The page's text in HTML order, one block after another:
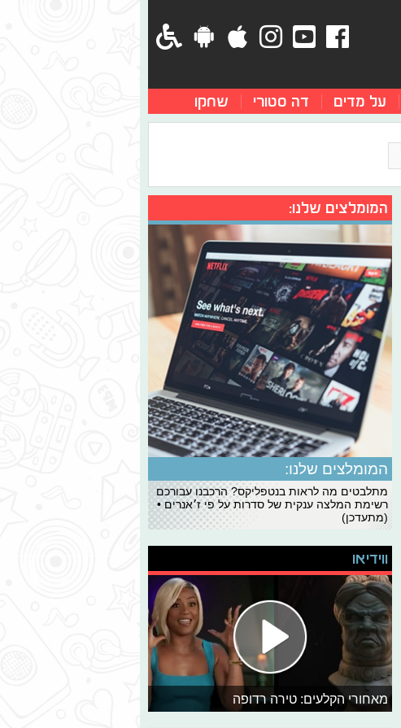
על מדים דה סטורי שחקו
המומלצים שלנו:
המומלצים שלנו:
מתלבטים מה לראות בנטפליקס? הרכבנו עבורכם
רשימת המלצה ענקית של סדרות על פי ז׳אנרים •
(מתעדכן)
ווידיאו
מאחורי הקלעים: טירה רדופה